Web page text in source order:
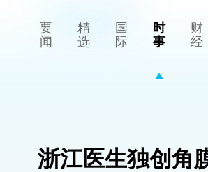
要
闻
精
选
国
际
时
事
财
经
浙江医生独创角